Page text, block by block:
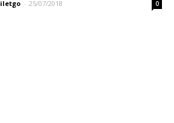
- 25/07/2018 0